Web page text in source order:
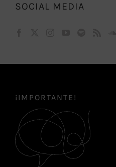
SOCIAL MEDIA
¡IMPORTANTE!